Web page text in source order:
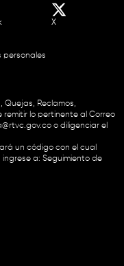
X
Quejas, Reclamos,
remitir lo pertinente al Correo
o diligenciar el
un código con el cual
ingrese a: Seguimiento de